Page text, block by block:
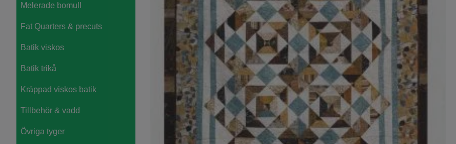
Melerade bomull
Fat Quarters & precuts
Batik viskos
Batik trikå
Kräppad viskos batik
Tillbehör & vadd
Övriga tyger